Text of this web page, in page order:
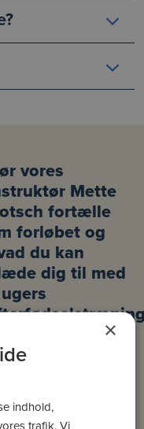
vores
Mette
fortælle
forløbet og
du kan
dig til med
×
indhold,
trafik. Vi